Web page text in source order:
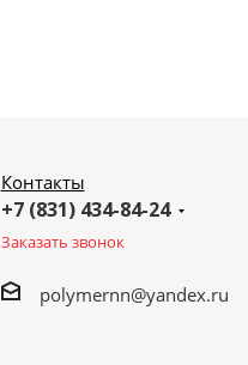
Контакты
+7 (831) 434-84-24
Заказать звонок
polymernn@yandex.ru